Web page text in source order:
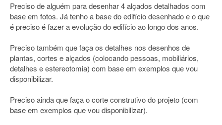
Preciso de alguém para desenhar 4 alçados detalhados com
base em fotos. Já tenho a base do edifício desenhado e o que
é preciso é fazer a evolução do edifício ao longo dos anos.
Preciso também que faça os detalhes nos desenhos de
plantas, cortes e alçados (colocando pessoas, mobiliários,
detalhes e estereotomia) com base em exemplos que vou
disponibilizar.
Preciso ainda que faça o corte construtivo do projeto (com
base em exemplos que vou disponibilizar).